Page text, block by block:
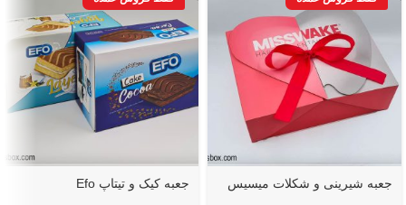
جعبه شیرینی و شکلات میسیس جعبه کیک و تیتاپ Efo